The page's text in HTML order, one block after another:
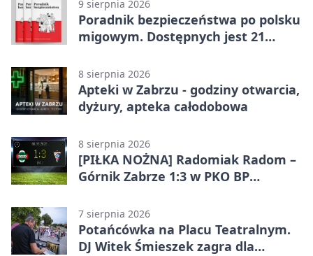
9 sierpnia 2026
Poradnik bezpieczeństwa po polsku
migowym. Dostępnych jest 21
8 sierpnia 2026
Apteki w Zabrzu - godziny otwarcia,
dyżury, apteka całodobowa
8 sierpnia 2026
[PIŁKA NOŻNA] Radomiak Radom –
Górnik Zabrze 1:3 w PKO BP
Federico dał zabrzanom zwycięstwo
7 sierpnia 2026
Potańcówka na Placu Teatralnym.
DJ Witek Śmieszek zagra dla